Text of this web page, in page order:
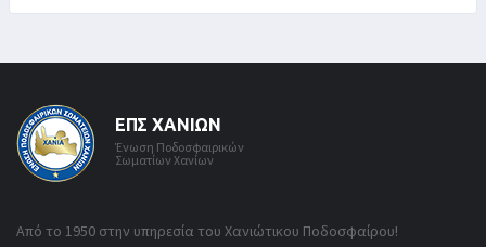
ΕΠΣ ΧΑΝΊΩΝ
Ένωση Ποδοσφαιρικών
Σωματίων Χανίων
Από το 1950 στην υπηρεσία του Χανιώτικου Ποδοσφαίρου!